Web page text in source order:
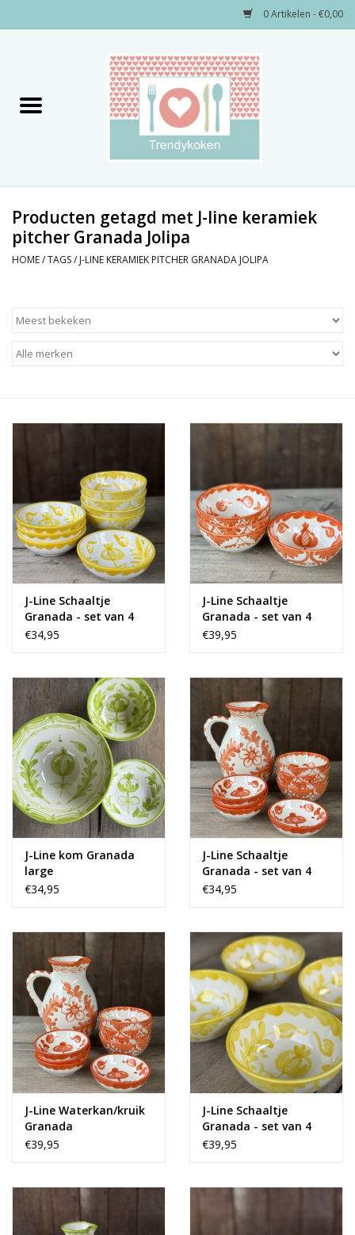
0 Artikelen - €0,00
Decoratie
Keukengerei
Kleuren
Producten getagd met J-line keramiek
pitcher Granada Jolipa
HOME/TAGS/ J-LINE KERAMIEK PITCHER GRANADA JOLIPA
J-Line Schaaltje
Granada - set van 4
€34,95
J-Line Schaaltje
Granada - set van 4
€39,95
J-Line kom Granada
large
€34,95
J-Line Schaaltje
Granada - set van 4
€34,95
J-Line Waterkan/kruik
Granada
€39,95
J-Line Schaaltje
Granada - set van 4
€39,95